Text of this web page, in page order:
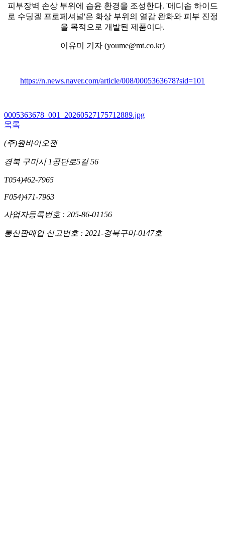
피부장벽 손상 부위에 습윤 환경을 조성한다. '메디솝 하이드
로 수딩겔 프로페셔널'은 화상 부위의 열감 완화와 피부 진정
을 목적으로 개발된 제품이다.
이유미 기자 (youme@mt.co.kr)
https://n.news.naver.com/article/008/0005363678?sid=101
0005363678_001_20260527175712889.jpg
목록
(주)원바이오젠
경북 구미시 1공단로5길 56
T054)462-7965
F054)471-7963
사업자등록번호 : 205-86-01156
통신판매업 신고번호 : 2021-경북구미-0147호